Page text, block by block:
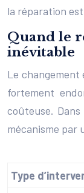
la réparation
Quand le
inévitable
Le changement
fortement
coûteuse.
mécanisme par
Type